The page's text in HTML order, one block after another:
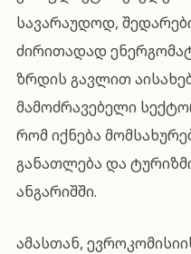
სავარაუდოდ,
ძირითადად
ზრდის გავლით
მამოძრავებელი
რომ იქნება
განათლება და
ანგარიშში.
ამასთან,